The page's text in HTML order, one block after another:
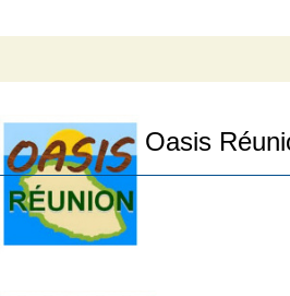
Oasis